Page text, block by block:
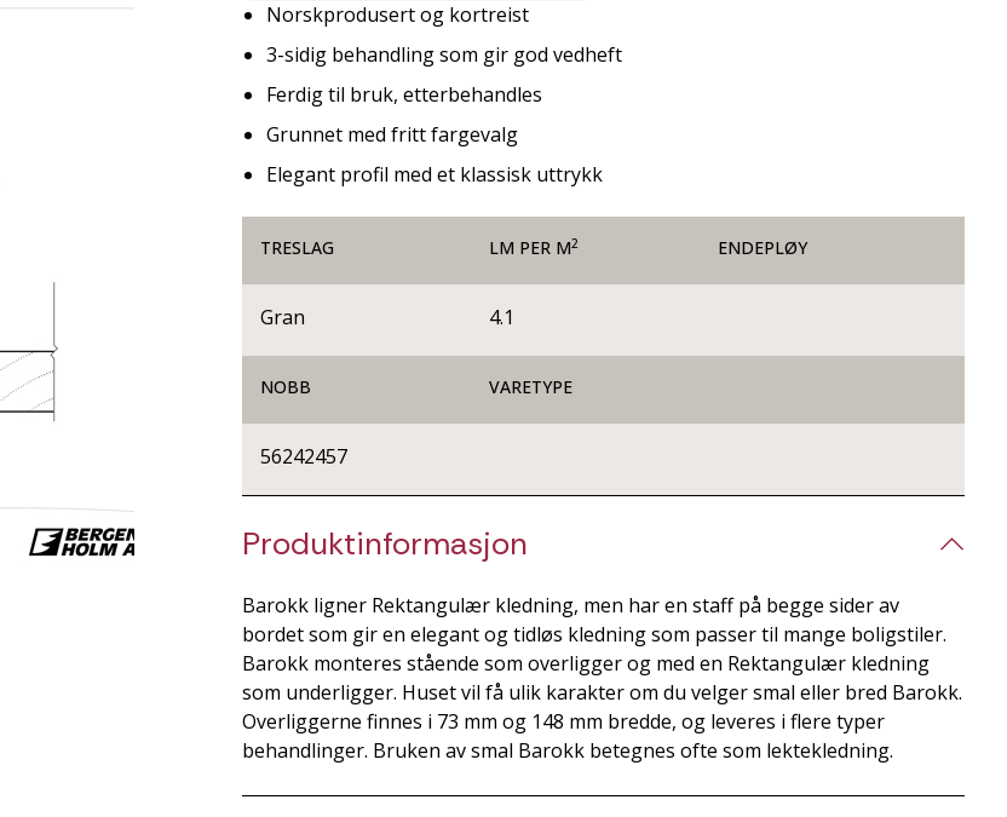
Norskprodusert og kortreist
3-sidig behandling som gir god vedheft
Ferdig til bruk, etterbehandles
Grunnet med fritt fargevalg
Elegant profil med et klassisk uttrykk
TRESLAG LM PER M2 ENDEPLØY
Gran 4.1
NOBB VARETYPE
56242457
Produktinformasjon
Barokk ligner Rektangulær kledning, men har en staff på begge sider av
bordet som gir en elegant og tidløs kledning som passer til mange boligstiler.
Barokk monteres stående som overligger og med en Rektangulær kledning
som underligger. Huset vil få ulik karakter om du velger smal eller bred Barokk.
Overliggerne finnes i 73 mm og 148 mm bredde, og leveres i flere typer
behandlinger. Bruken av smal Barokk betegnes ofte som lektekledning.